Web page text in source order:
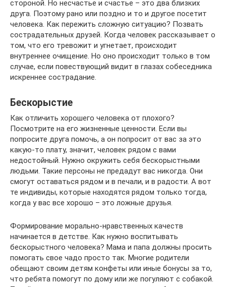
стороной. Но несчастье и счастье – это два близких
друга. Поэтому рано или поздно и то и другое посетит
человека. Как пережить сложную ситуацию? Позвать
сострадательных друзей. Когда человек рассказывает о
том, что его тревожит и угнетает, происходит
внутреннее очищение. Но оно происходит только в том
случае, если повествующий видит в глазах собеседника
искреннее сострадание.
Бескорыстие
Как отличить хорошего человека от плохого?
Посмотрите на его жизненные ценности. Если вы
попросите друга помочь, а он попросит от вас за это
какую-то плату, значит, человек рядом с вами
недостойный. Нужно окружить себя бескорыстными
людьми. Такие персоны не предадут вас никогда. Они
смогут оставаться рядом и в печали, и в радости. А вот
те индивиды, которые находятся рядом только тогда,
когда у вас все хорошо – это ложные друзья.
Формирование морально-нравственных качеств
начинается в детстве. Как нужно воспитывать
бескорыстного человека? Мама и папа должны просить
помогать свое чадо просто так. Многие родители
обещают своим детям конфеты или иные бонусы за то,
что ребята помогут по дому или же погуляют с собакой.